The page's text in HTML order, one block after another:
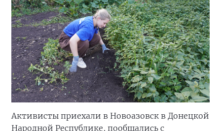
Активисты приехали в Новоазовск в Донецкой
Народной Республике, пообщались с